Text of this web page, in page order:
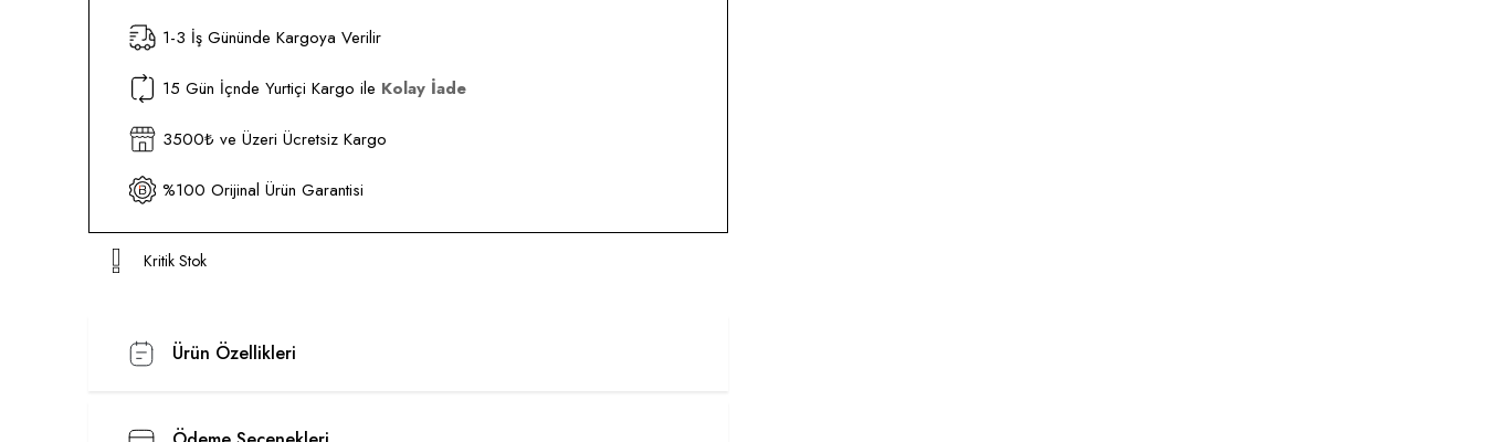
1-3 İş Gününde Kargoya Verilir
15 Gün İçnde Yurtiçi Kargo ile Kolay İade
3500₺ ve Üzeri Ücretsiz Kargo
%100 Orijinal Ürün Garantisi
Kritik Stok
Ürün Özellikleri